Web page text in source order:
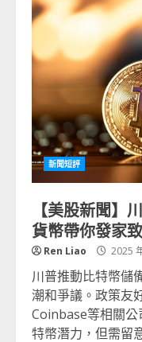
新聞短評
【美股新聞】
貨幣帶你發家
Ren Liao 2025
川普推動比特幣儲
潮和爭議。政策友
Coinbase等相關
特幣潛力，但需留